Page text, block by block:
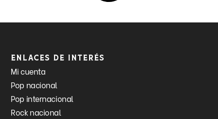
Enlaces de interés
Mi cuenta
Pop nacional
Pop internacional
Rock nacional